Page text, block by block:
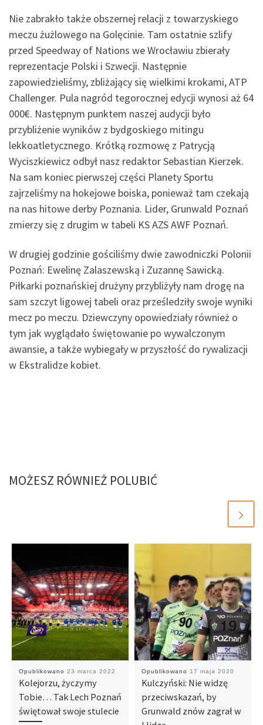
Nie zabrakło także obszernej relacji z towarzyskiego
meczu żużlowego na Golęcinie. Tam ostatnie szlify
przed Speedway of Nations we Wrocławiu zbierały
reprezentacje Polski i Szwecji. Następnie
zapowiedzieliśmy, zbliżający się wielkimi krokami, ATP
Challenger. Pula nagród tegorocznej edycji wynosi aż 64
000€. Następnym punktem naszej audycji było
przybliżenie wyników z bydgoskiego mitingu
lekkoatletycznego. Krótką rozmowę z Patrycją
Wyciszkiewicz odbył nasz redaktor Sebastian Kierzek.
Na sam koniec pierwszej części Planety Sportu
zajrzeliśmy na hokejowe boiska, ponieważ tam czekają
na nas hitowe derby Poznania. Lider, Grunwald Poznań
zmierzy się z drugim w tabeli KS AZS AWF Poznań.
W drugiej godzinie gościliśmy dwie zawodniczki Polonii
Poznań: Ewelinę Zalaszewską i Zuzannę Sawicką.
Piłkarki poznańskiej drużyny przybliżyły nam drogę na
sam szczyt ligowej tabeli oraz prześledziły swoje wyniki
mecz po meczu. Dziewczyny opowiedziały również o
tym jak wyglądało świętowanie po wywalczonym
awansie, a także wybiegały w przyszłość do rywalizacji
w Ekstralidze kobiet.
MOŻESZ RÓWNIEŻ POLUBIĆ
Opublikowano 23 marca 2022
Kolejorzu, życzymy
Tobie… Tak Lech Poznań
świętował swoje stulecie
Opublikowano 17 maja 2020
Kulczyński: Nie widzę
przeciwskazań, by
Grunwald znów zagrał w